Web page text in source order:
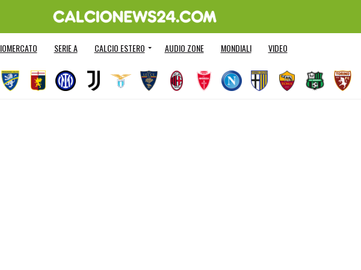
SERIE A CALCIO ESTERO AUDIO ZONE MONDIALI VIDEO